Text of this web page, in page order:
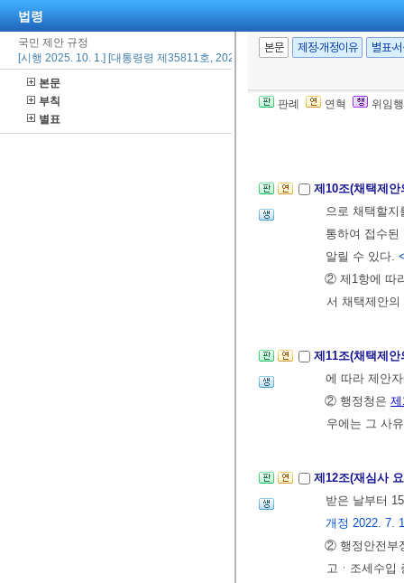
법령
국민 제안 규정
[시행 2025. 10. 1.] [대통령령 제35811호, 2025. 10. 1., 타법개정]
본문
부칙
별표
본문 제정·개정이유 별표·
판례 연혁 위임
④ 제1항과 제2
니한다.
⑤ 제1항 또는
제10조(채택제
으로 채택할
통하여 접수
알릴 수 있다.
② 제1항에 따
서 채택제안
제11조(채택제
에 따라 제안
② 행정청은
우에는 그 사
제12조(재심사
받은 날부터
개정 2022. 7.
② 행정안전부
고ㆍ조세수입